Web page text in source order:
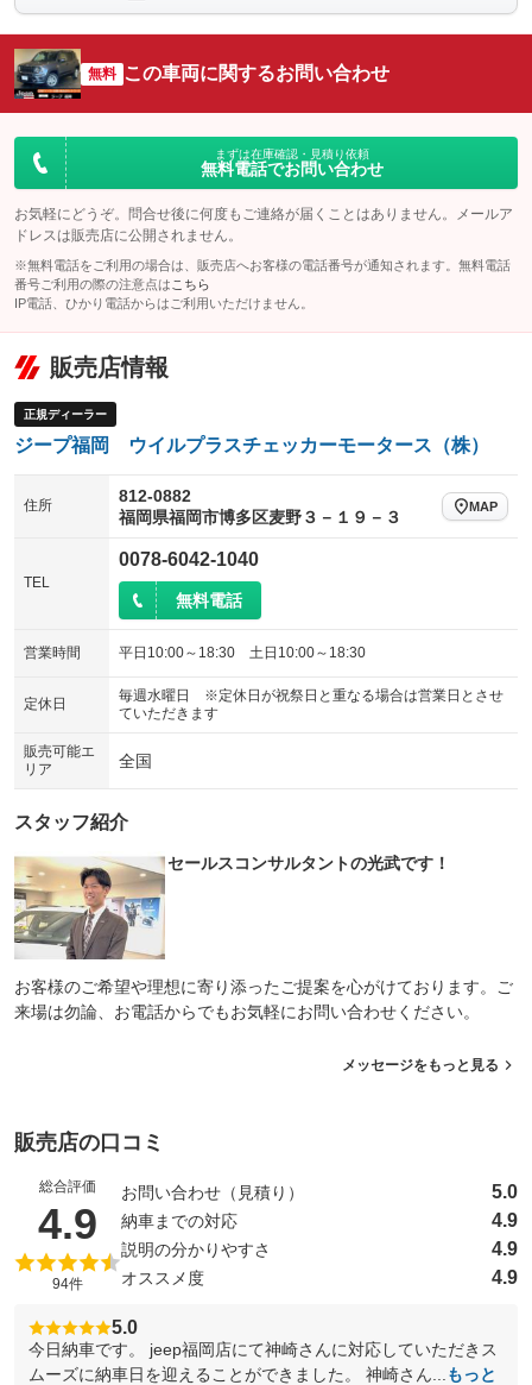
：装備なし ：装備なし
サイドカメラ
：装備なし ルーフレール
：装備あり
：装備なし
：装備なし
無料 この車両に関するお問い合わせ
まずは在庫確認・見積り依頼
無料電話でお問い合わせ
お気軽にどうぞ。問合せ後に何度もご連絡が届くことはありません。メールア
ドレスは販売店に公開されません。
※無料電話をご利用の場合は、販売店へお客様の電話番号が通知されます。無料電話
番号ご利用の際の注意点は こちら
IP電話、ひかり電話からはご利用いただけません。
販売店情報
正規ディーラー
ジープ福岡 ウイルプラスチェッカーモータース（株）
住所
812-0882
福岡県福岡市博多区麦野３－１９－３
MAP
TEL
0078-6042-1040
無料電話
営業時間 平日10:00～18:30 土日10:00～18:30
定休日
毎週水曜日 ※定休日が祝祭日と重なる場合は営業日とさせ
ていただきます
販売可能エ
リア
全国
スタッフ紹介
セールスコンサルタントの光武です！
お客様のご希望や理想に寄り添ったご提案を心がけております。ご
来場は勿論、お電話からでもお気軽にお問い合わせください。
メッセージをもっと見る
販売店の口コミ
総合評価
4.9 （5点満点中）
94件
お問い合わせ（見積り） 5.0
納車までの対応 4.9
説明の分かりやすさ 4.9
オススメ度 4.9
5.0
今日納車です。 jeep福岡店にて神崎さんに対応していただきス
ムーズに納車日を迎えることができました。 神崎さん...
もっと